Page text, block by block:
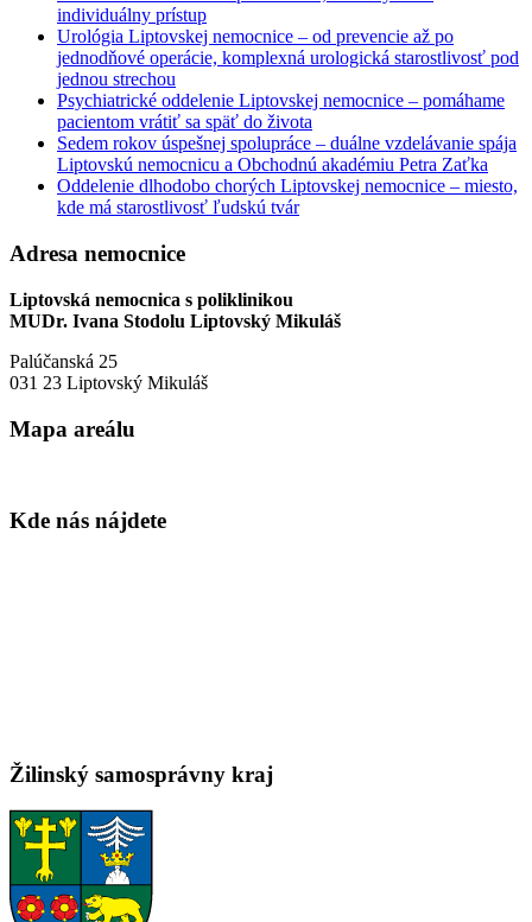
individuálny prístup
Urológia Liptovskej nemocnice – od prevencie až po
jednodňové operácie, komplexná urologická starostlivosť pod
jednou strechou
Psychiatrické oddelenie Liptovskej nemocnice – pomáhame
pacientom vrátiť sa späť do života
Sedem rokov úspešnej spolupráce – duálne vzdelávanie spája
Liptovskú nemocnicu a Obchodnú akadémiu Petra Zaťka
Oddelenie dlhodobo chorých Liptovskej nemocnice – miesto,
kde má starostlivosť ľudskú tvár
Adresa nemocnice
Liptovská nemocnica s poliklinikou
MUDr. Ivana Stodolu Liptovský Mikuláš
Palúčanská 25
031 23 Liptovský Mikuláš
Mapa areálu
Kde nás nájdete
Žilinský samosprávny kraj